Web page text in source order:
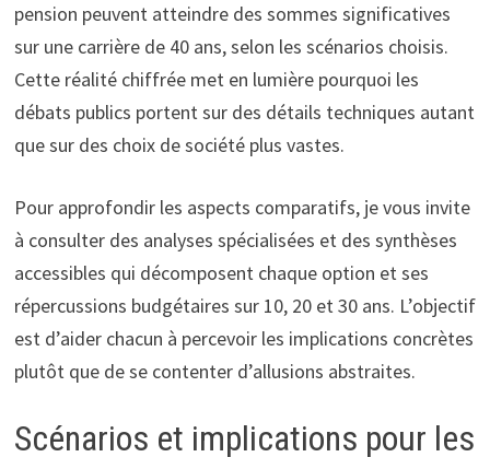
pension peuvent atteindre des sommes significatives
sur une carrière de 40 ans, selon les scénarios choisis.
Cette réalité chiffrée met en lumière pourquoi les
débats publics portent sur des détails techniques autant
que sur des choix de société plus vastes.
Pour approfondir les aspects comparatifs, je vous invite
à consulter des analyses spécialisées et des synthèses
accessibles qui décomposent chaque option et ses
répercussions budgétaires sur 10, 20 et 30 ans. L’objectif
est d’aider chacun à percevoir les implications concrètes
plutôt que de se contenter d’allusions abstraites.
Scénarios et implications pour les